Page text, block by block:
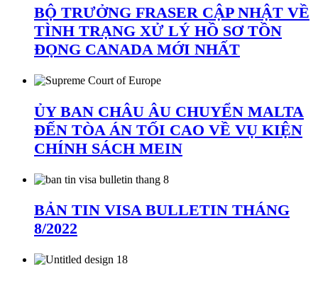
BỘ TRƯỞNG FRASER CẬP NHẬT VỀ
TÌNH TRẠNG XỬ LÝ HỒ SƠ TỒN
ĐỌNG CANADA MỚI NHẤT
ỦY BAN CHÂU ÂU CHUYỂN MALTA
ĐẾN TÒA ÁN TỐI CAO VỀ VỤ KIỆN
CHÍNH SÁCH MEIN
BẢN TIN VISA BULLETIN THÁNG
8/2022